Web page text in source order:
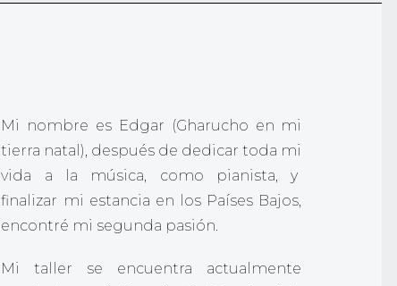
Mi nombre es Edgar (Gharucho en mi
tierra natal), después de dedicar toda mi
vida a la música, como pianista, y
finalizar mi estancia en los Países Bajos,
encontré mi segunda pasión.
Mi taller se encuentra actualmente